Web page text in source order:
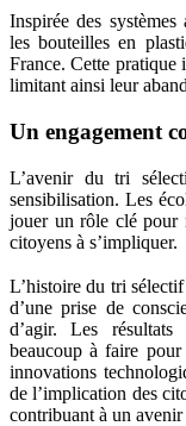
Inspirée des
les bouteilles en
France. Cette pratique
limitant ainsi leur
Un engagement
L’avenir du tri
sensibilisation. Les
jouer un rôle clé pour
citoyens à s’impliquer.
L’histoire du tri
d’une prise de
d’agir. Les
beaucoup à faire
innovations
de l’implication des
contribuant à un